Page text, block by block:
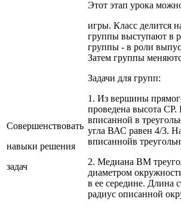
Совершенствовать
навыки решения
задач
Этот этап урока
игры. Класс делится
группы выступают в
группы - в роли
Затем группы
Задачи для групп:
1. Из вершины
проведена высота СР.
вписанной в
угла ВАС равен 4/3.
вписаннойв
2. Медиана ВМ
диаметром
в ее середине. Длина
радиус описанной